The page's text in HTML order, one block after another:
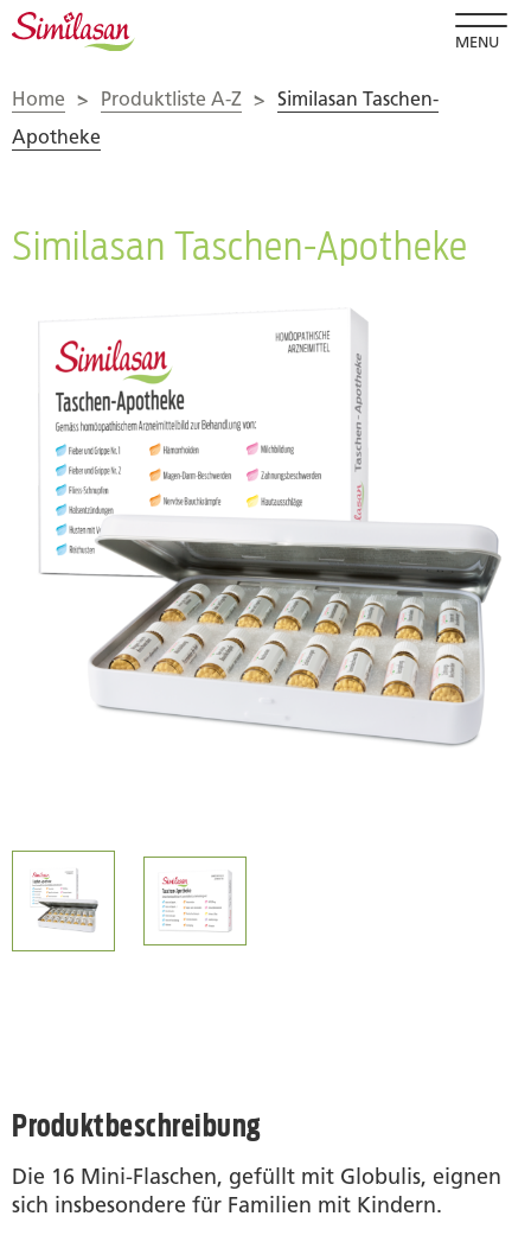
MENU
Home > Produktliste A-Z > Similasan Taschen-
Apotheke
Similasan Taschen-Apotheke
Produktbeschreibung
Die 16 Mini-Flaschen, gefüllt mit Globulis, eignen
sich insbesondere für Familien mit Kindern.